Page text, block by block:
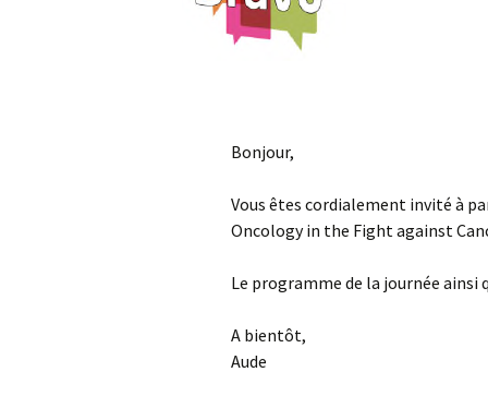
Bonjour,
Vous êtes cordialement invité à
Oncology in the Fight against
Le programme de la journée
A bientôt,
Aude